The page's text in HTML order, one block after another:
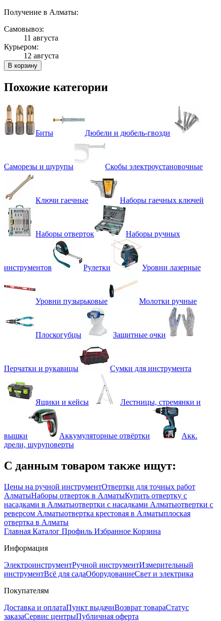
Получение в Алматы:
Самовывоз:
11 августа
Курьером:
12 августа
В корзину
Похожие категории
Биты Дюбели и дюбель-гвозди
Саморезы и шурупы Скобы электроустановочные
Ключи гаечные Наборы гаечных ключей
Наборы отверток Наборы ручных
инструментов Рулетки Уровни лазерные
Уровни пузырьковые Молотки ручные
Плоскогубцы Защитные очки
Перчатки и рукавицы Сумки для инструмента
Ящики и кейсы Лестницы, стремянки и
вышки Аккумуляторные отвёртки
Акк.
дрели, шуруповерты
С данным товаром также ищут:
Цены на ручной инструментОтвертки для точных работ
АлматыНаборы отверток в АлматыКупить отвертку с
насадками в Алматыотвертки с насадками Алматыотвертки с
реверсом Алматыотвертка крестовая в Алматыплоская
отвертка в Алматы
Главная Каталог Профиль Избранное Корзина
Информация
ЭлектроинструментРучной инструментИзмерительный
инструментВсё для садаОборудованиеСвет и электрика
Покупателям
Доставка и оплатаПункт выдачиВозврат товараСтатус
заказаСервис центрыПубличная оферта